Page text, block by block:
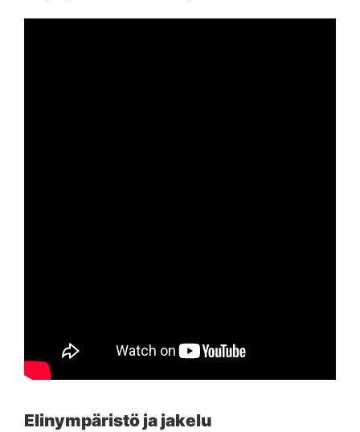
Elinympäristö ja jakelu